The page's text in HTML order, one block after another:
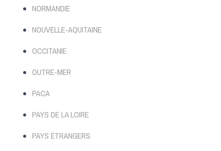
NORMANDIE
NOUVELLE-AQUITAINE
OCCITANIE
OUTRE-MER
PACA
PAYS DE LA LOIRE
PAYS ÉTRANGERS